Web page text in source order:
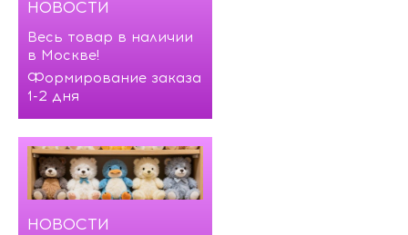
НОВОСТИ
Весь товар в наличии
в Москве!
Формирование заказа
1-2 дня
НОВОСТИ